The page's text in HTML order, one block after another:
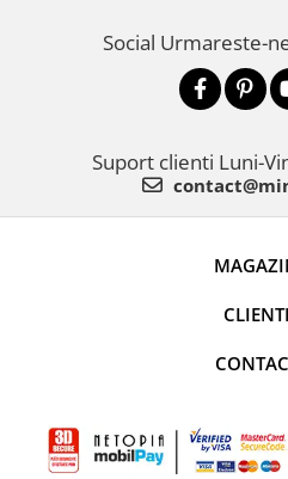
Social Urmareste-
Suport clienti Luni-
CLIENTI